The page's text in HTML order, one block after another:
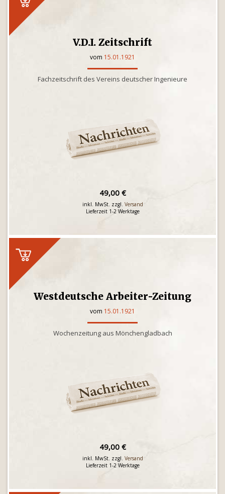
V.D.I. Zeitschrift
vom 15.01.1921
Fachzeitschrift des Vereins deutscher Ingenieure
49,00 €
inkl. MwSt. zzgl. Versand
Lieferzeit 1-2 Werktage
Westdeutsche Arbeiter-Zeitung
vom 15.01.1921
Wochenzeitung aus Mönchengladbach
49,00 €
inkl. MwSt. zzgl. Versand
Lieferzeit 1-2 Werktage